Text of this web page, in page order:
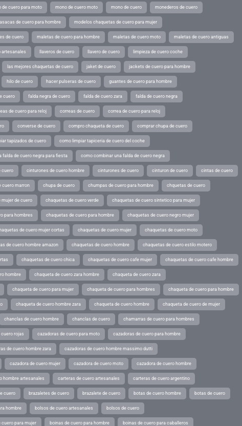
de cuero para moto mono de cuero moto mono de cuero monederos de cuero
de cuero para hombre modelos chaquetas de cuero para mujer
de cuero maletas de cuero para hombre maletas de cuero moto maletas de cuero antiguas
artesanales llaveros de cuero llavero de cuero limpieza de cuero coche
las mejores chaquetas de cuero jaket de cuero jackets de cuero para hombre
hilo de cuero hacer pulseras de cuero guantes de cuero para hombre
cuero falda negra de cuero falda de cuero zara falda de cuero negra
de cuero para reloj correas de cuero correa de cuero para reloj
converse de cuero compro chaqueta de cuero comprar chupa de cuero
tapizados de cuero como limpiar tapiceria de cuero del coche
falda de cuero negra para fiesta como combinar una falda de cuero negra
cuero cinturones de cuero hombre cinturones de cuero cinturon de cuero cintas de cuero
cuero marron chupa de cuero chumpas de cuero para hombre chquetas de cuero
mujer de cuero chaquetas de cuero verde chaquetas de cuero sintetico para mujer
para hombres chaquetas de cuero para hombre chaquetas de cuero negro mujer
de cuero mujer cortas chaquetas de cuero mujer chaquetas de cuero moto
de cuero hombre amazon chaquetas de cuero hombre chaquetas de cuero estilo motero
chaquetas de cuero chica chaquetas de cuero cafe mujer chaquetas de cuero cafe hombre
hombre chaqueta de cuero zara hombre chaqueta de cuero zara
chaqueta de cuero para mujer chaqueta de cuero para hombres chaqueta de cuero para hombre
chaqueta de cuero hombre zara chaqueta de cuero hombre chaqueta de cuero de mujer
chanclas de cuero hombre chanclas de cuero chamarras de cuero para hombres
rojas cazadoras de cuero para moto cazadoras de cuero para hombre
de cuero hombre zara cazadoras de cuero hombre massimo dutti
cazadora de cuero mujer cazadora de cuero moto cazadora de cuero hombre
hombre artesanales carteras de cuero artesanales carteras de cuero argentino
cuero brazaletes de cuero brazalete de cuero botas de cuero hombre botas de cuero
hombre bolsos de cuero artesanales bolsos de cuero
cuero para mujer boinas de cuero para hombre boinas de cuero para caballeros